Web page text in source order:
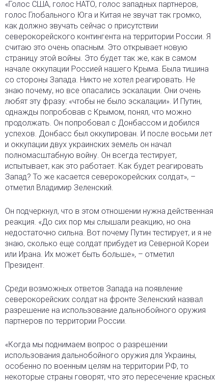
«Голос США, голос НАТО, голос западных партнеров,
голос Глобального Юга и Китая не звучат так громко,
как должно звучать сейчас о присутствии
северокорейского контингента на территории России. Я
считаю это очень опасным. Это открывает новую
страницу этой войны. Это будет так же, как в самом
начале оккупации Россией нашего Крыма. Была тишина
со стороны Запада. Никто не хотел реагировать. Не
знаю почему, но все опасались эскалации. Они очень
любят эту фразу: «чтобы не было эскалации». И Путин,
однажды попробовав с Крымом, понял, что можно
продолжать. Он попробовал с Донбассом и добился
успехов. Донбасс был оккупирован. И после восьми лет
и оккупации двух украинских земель он начал
полномасштабную войну. Он всегда тестирует,
испытывает, как это работает. Как будет реагировать
Запад? То же касается северокорейских солдат», –
отметил Владимир Зеленский.
Он подчеркнул, что в этом отношении нужна действенная
реакция. «До сих пор мы слышали реакцию, но она
недостаточно сильна. Вот почему Путин тестирует, и я не
знаю, сколько еще солдат прибудет из Северной Кореи
или Ирана. Их может быть больше», – отметил
Президент.
Среди возможных ответов Запада на появление
северокорейских солдат на фронте Зеленский назвал
разрешение на использование дальнобойного оружия
партнеров по территории России.
«Когда мы поднимаем вопрос о разрешении
использования дальнобойного оружия для Украины,
особенно по военным целям на территории РФ, то
некоторые страны говорят, что это пересечение красных